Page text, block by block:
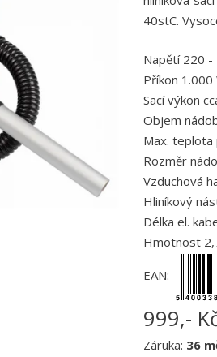
40stC.
Napětí 220
Příkon 1.000
Sací výkon
Objem
Max. teplota
Rozměr
Vzduchová
Hliníkový
Délka el.
Hmotnost
EAN:
999,-
Záruka: 36